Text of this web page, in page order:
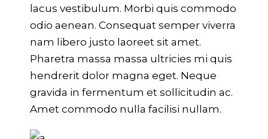
lacus vestibulum. Morbi quis commodo
odio aenean. Consequat semper viverra
nam libero justo laoreet sit amet.
Pharetra massa massa ultricies mi quis
hendrerit dolor magna eget. Neque
gravida in fermentum et sollicitudin ac.
Amet commodo nulla facilisi nullam.